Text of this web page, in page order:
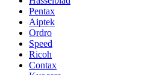
Pentax
Aiptek
Ordro
Speed
Ricoh
Contax